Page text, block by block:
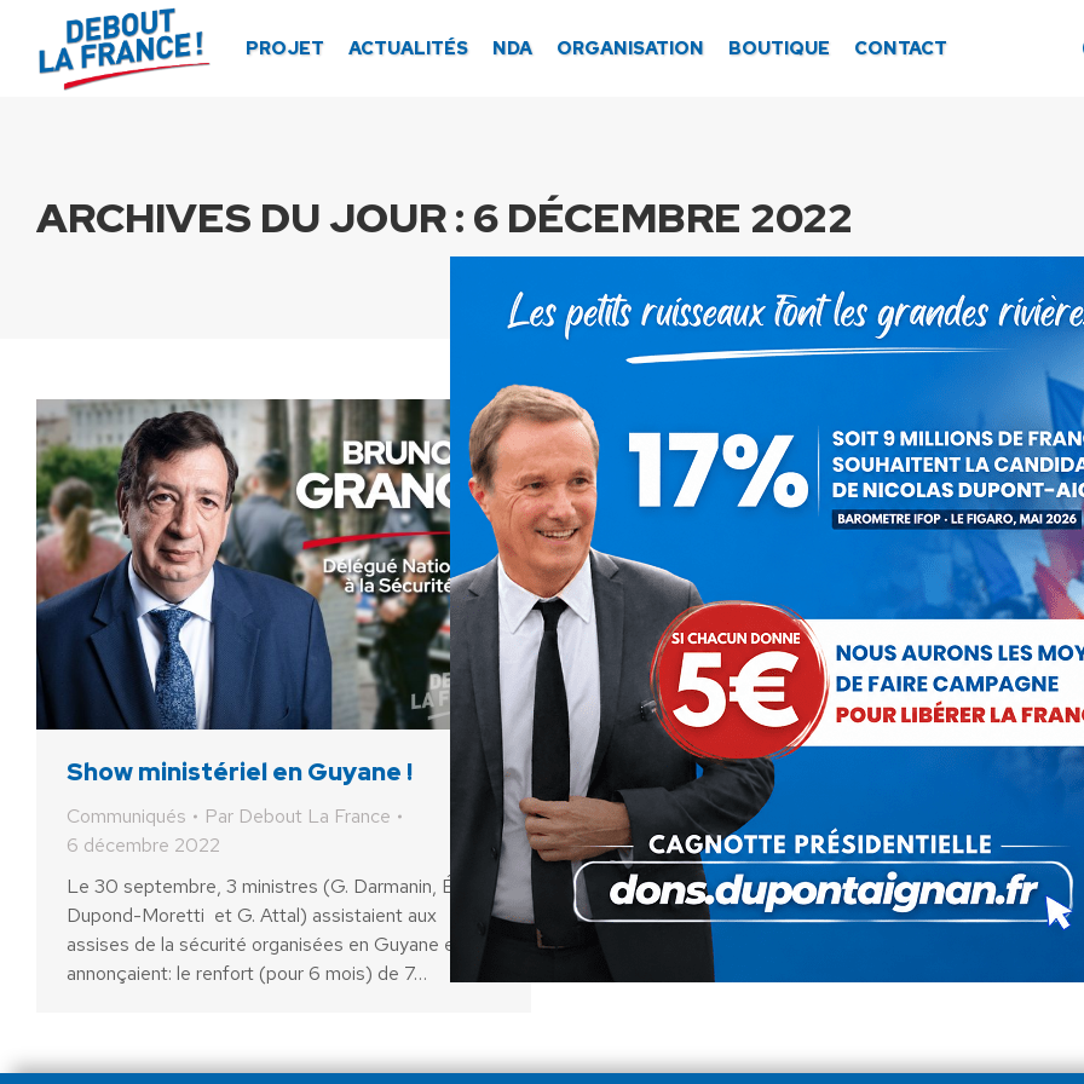
PROJET ACTUALITÉS NDA ORGANISATION BOUTIQUE CONTACT
ARCHIVES DU JOUR : 6 DÉCEMBRE 2022
Show ministériel en Guyane !
Communiqués Par Debout La France
6 décembre 2022
Le 30 septembre, 3 ministres (G. Darmanin, É.
Dupond-Moretti et G. Attal) assistaient aux
assises de la sécurité organisées en Guyane et
annonçaient: le renfort (pour 6 mois) de 7…
Panneau de gestion des cookies